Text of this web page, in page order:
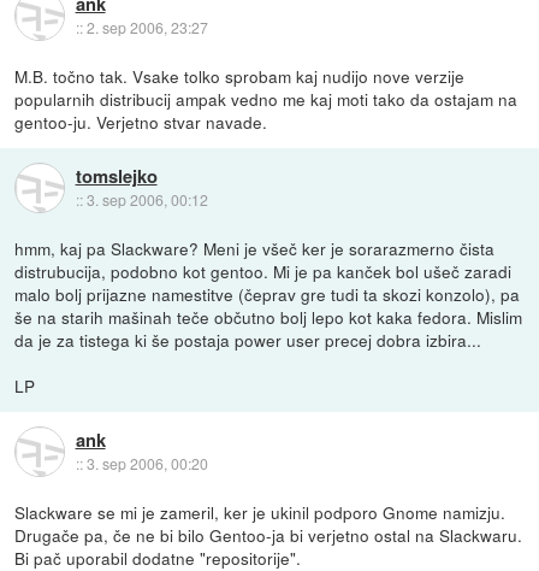
::2. sep 2006, 23:27
M.B. točno tak. Vsake tolko sprobam kaj nudijo nove verzije
popularnih distribucij ampak vedno me kaj moti tako da ostajam na
gentoo-ju. Verjetno stvar navade.
tomslejko
::3. sep 2006, 00:12
hmm, kaj pa Slackware? Meni je všeč ker je sorarazmerno čista
distrubucija, podobno kot gentoo. Mi je pa kanček bol ušeč zaradi
malo bolj prijazne namestitve (čeprav gre tudi ta skozi konzolo), pa
še na starih mašinah teče občutno bolj lepo kot kaka fedora. Mislim
da je za tistega ki še postaja power user precej dobra izbira...
LP
ank
::3. sep 2006, 00:20
Slackware se mi je zameril, ker je ukinil podporo Gnome namizju.
Drugače pa, če ne bi bilo Gentoo-ja bi verjetno ostal na Slackwaru.
Bi pač uporabil dodatne "repositorije".